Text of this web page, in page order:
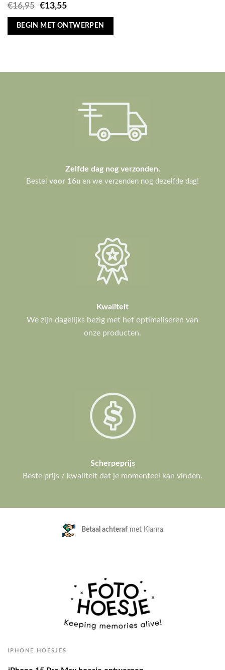
€16,95
Oorspronkelijke
was:
€13,55Huidige
is:
BEGIN MET ONTWERPEN
Zelfde dag nog verzonden.
Bestel voor 16u en we verzenden nog dezelfde dag!
Kwaliteit
We zijn dagelijks bezig met het optimaliseren van
onze producten.
Scherpeprijs
Beste prijs / kwaliteit dat je momenteel kan vinden.
Klanten geven ons een9.3/10
IPHONE HOESJES